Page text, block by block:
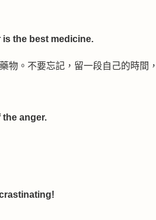
is the best medicine.
物。不要忘記，留一段自己的時間
the anger.